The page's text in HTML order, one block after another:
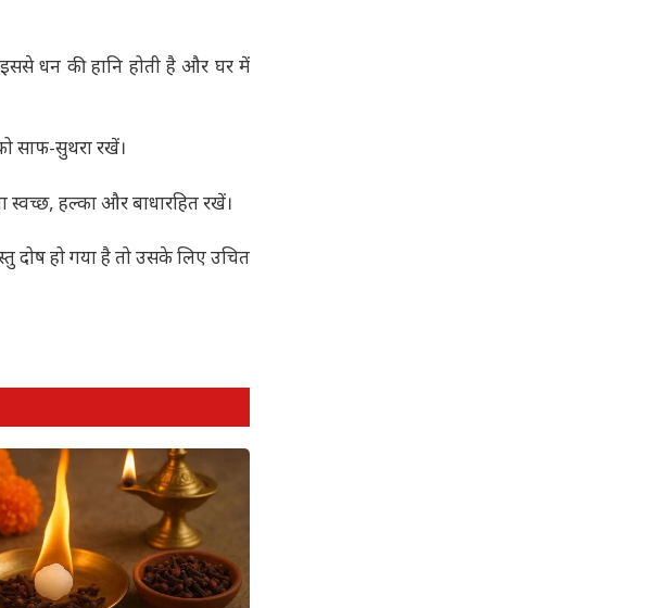
धन की हानि होती है और घर में
साफ-सुथरा रखें।
स्वच्छ, हल्का और बाधारहित रखें।
दोष हो गया है तो उसके लिए उचित